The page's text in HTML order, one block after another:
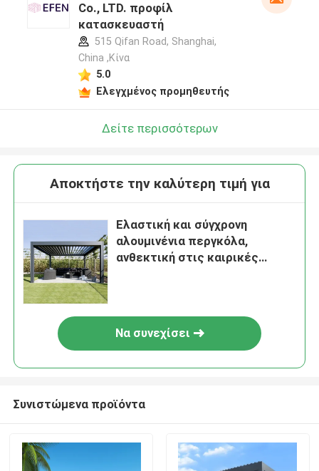
Co., LTD. προφίλ
κατασκευαστή
515 Qifan Road, Shanghai,
China ,Κίνα
5.0
Ελεγχμένος προμηθευτής
Δείτε περισσότερων
Αποκτήστε την καλύτερη τιμή για
Ελαστική και σύγχρονη
αλουμινένια περγκόλα,
ανθεκτική στις καιρικές
Να συνεχίσει
Συνιστώμενα προϊόντα